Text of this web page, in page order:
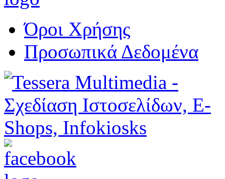
Όροι Χρήσης
Προσωπικά Δεδομένα